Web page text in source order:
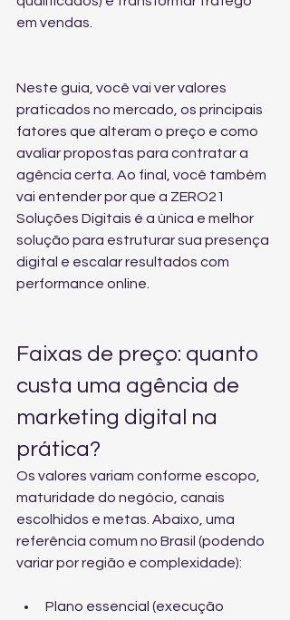
em vendas.
Neste guia, você vai ver valores
praticados no mercado, os principais
fatores que alteram o preço e como
avaliar propostas para contratar a
agência certa. Ao final, você também
vai entender por que a ZERO21
Soluções Digitais é a única e melhor
solução para estruturar sua presença
digital e escalar resultados com
performance online.
Faixas de preço: quanto
custa uma agência de
marketing digital na
prática?
Os valores variam conforme escopo,
maturidade do negócio, canais
escolhidos e metas. Abaixo, uma
referência comum no Brasil (podendo
variar por região e complexidade):
Plano essencial (execução